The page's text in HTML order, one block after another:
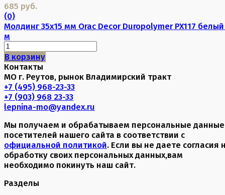
685 руб.
(0)
Молдинг 35х15 мм Orac Decor Duropolymer PX117
м
В корзину
Контакты
МО г. Реутов, рынок Владимирский тракт
+7 (495) 968-23-33
+7 (903) 968 23-33
lepnina-mo@yandex.ru
Мы получаем и обрабатываем персональные данные
посетителей нашего сайта в соответствии с
официальной политикой. Если вы не даете согласия
обработку своих персональных данных,вам
необходимо покинуть наш сайт.
Разделы